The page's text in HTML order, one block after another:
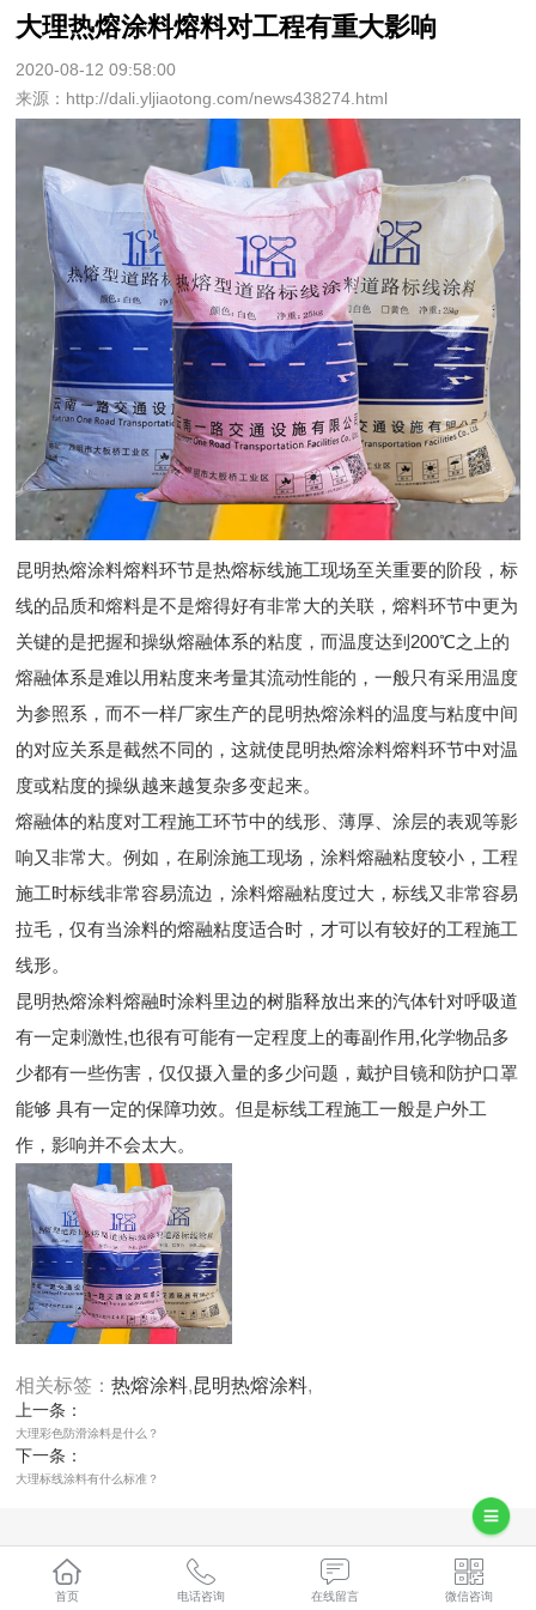
大理热熔涂料熔料对工程有重大影响
2020-08-12 09:58:00
来源：http://dali.yljiaotong.com/news438274.html
昆明热熔涂料熔料环节是热熔标线施工现场至关重要的阶段，标
线的品质和熔料是不是熔得好有非常大的关联，熔料环节中更为
关键的是把握和操纵熔融体系的粘度，而温度达到200℃之上的
熔融体系是难以用粘度来考量其流动性能的，一般只有采用温度
为参照系，而不一样厂家生产的昆明热熔涂料的温度与粘度中间
的对应关系是截然不同的，这就使昆明热熔涂料熔料环节中对温
度或粘度的操纵越来越复杂多变起来。
熔融体的粘度对工程施工环节中的线形、薄厚、涂层的表观等影
响又非常大。例如，在刷涂施工现场，涂料熔融粘度较小，工程
施工时标线非常容易流边，涂料熔融粘度过大，标线又非常容易
拉毛，仅有当涂料的熔融粘度适合时，才可以有较好的工程施工
线形。
昆明热熔涂料熔融时涂料里边的树脂释放出来的汽体针对呼吸道
有一定刺激性,也很有可能有一定程度上的毒副作用,化学物品多
少都有一些伤害，仅仅摄入量的多少问题，戴护目镜和防护口罩
能够 具有一定的保障功效。但是标线工程施工一般是户外工
作，影响并不会太大。
相关标签：热熔涂料,昆明热熔涂料,
上一条：
大理彩色防滑涂料是什么？
下一条：
大理标线涂料有什么标准？
首页 电话咨询 在线留言 微信咨询